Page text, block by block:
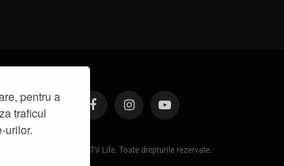
pentru a
traficul
urilor.
FacebookInstagramYouTube
© 2019 - IasiTV Life. Toate drepturile rezervate.